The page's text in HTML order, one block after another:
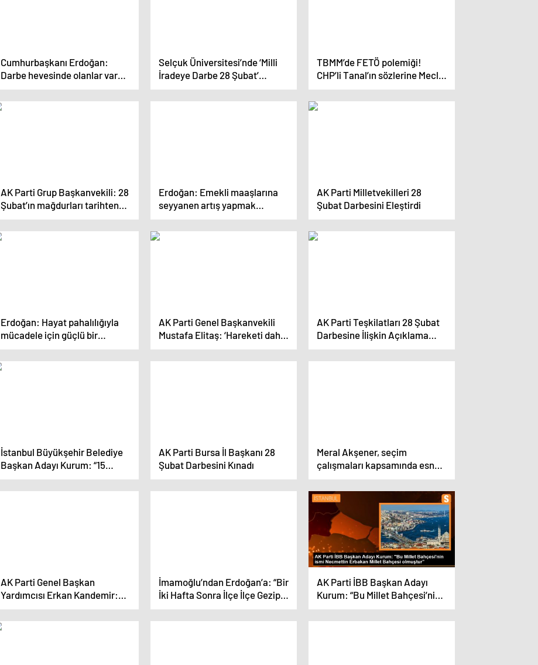
Cumhurbaşkanı Erdoğan:
Darbe hevesinde olanlar var
ama Türkiye eski Türkiye değil
Selçuk Üniversitesi’nde ‘Milli
İradeye Darbe 28 Şubat’
konulu söyleşi düzenlendi
TBMM’de FETÖ polemiği!
CHP’li Tanal’ın sözlerine Meclis
Başkanvekili Bozdağ’dan zehir
zemberek yanıt
AK Parti Grup Başkanvekili: 28
Şubat’ın mağdurları tarihten
silindi
Erdoğan: Emekli maaşlarına
seyyanen artış yapmak
bütçeyi zorlar
AK Parti Milletvekilleri 28
Şubat Darbesini Eleştirdi
Erdoğan: Hayat pahalılığıyla
mücadele için güçlü bir
program uyguluyoruz
AK Parti Genel Başkanvekili
Mustafa Elitaş: ‘Hareketi daha
da güçlendirmeliyiz’
AK Parti Teşkilatları 28 Şubat
Darbesine İlişkin Açıklama
Yaptı
İstanbul Büyükşehir Belediye
Başkan Adayı Kurum: “15
Nisan’da başvurularını almaya
başlayacağız”
AK Parti Bursa İl Başkanı 28
Şubat Darbesini Kınadı
Meral Akşener, seçim
çalışmaları kapsamında esnafı
ziyaret etti
AK Parti Genel Başkan
Yardımcısı Erkan Kandemir:
‘Cumhur İttifakı’nın değer
birlikteliğinin yanında
duracaklar’
İmamoğlu’ndan Erdoğan’a: “Bir
İki Hafta Sonra İlçe İlçe Gezip
Miting Yapmaya Başlayacak.
Her Gün İlla Beni Diline
AK Parti İBB Başkan Adayı
Kurum: “Bu Millet Bahçesi’nin
ismi Necmettin Erbakan Millet
Bahçesi olmuştur”